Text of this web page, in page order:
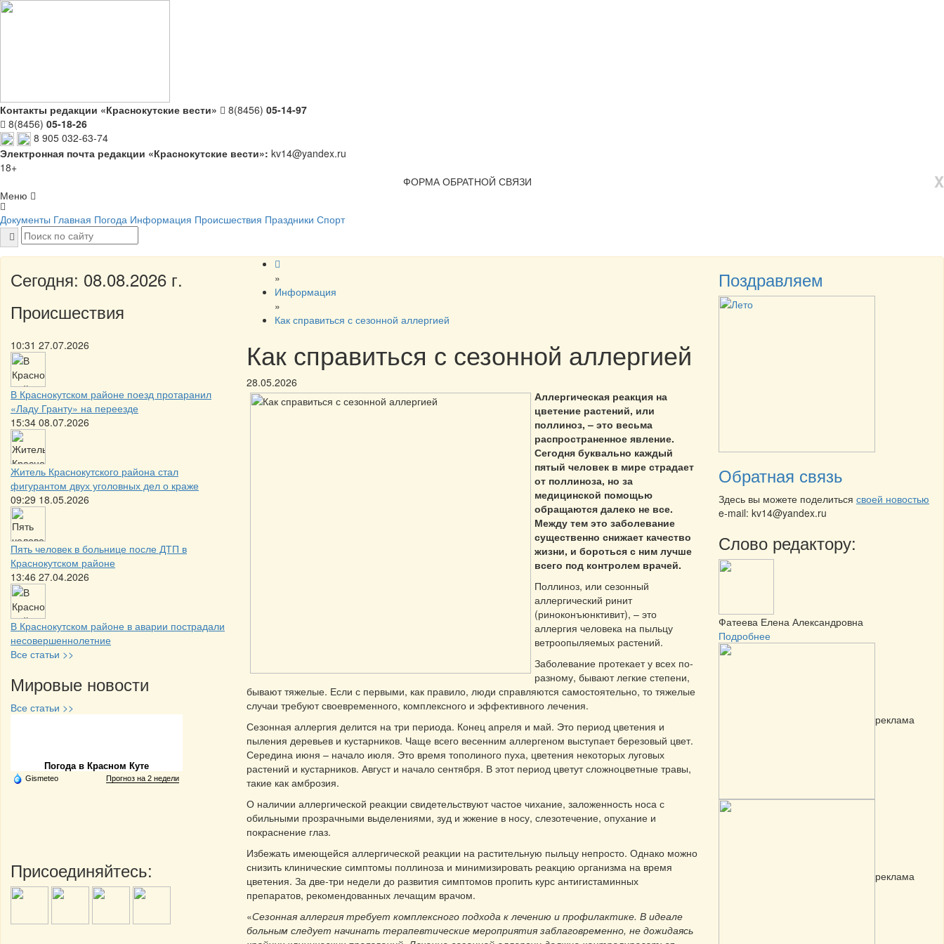
Контакты редакции «Краснокутские вести» 8(8456) 05-14-97
8(8456) 05-18-26
8 905 032-63-74
Электронная почта редакции «Краснокутские вести»: kv14@yandex.ru
18+
X
ФОРМА ОБРАТНОЙ СВЯЗИ
Меню
Документы Главная Погода Информация Происшествия Праздники Спорт
Сегодня: 08.08.2026 г.
Происшествия
10:31 27.07.2026
В Краснокутском районе поезд протаранил
«Ладу Гранту» на переезде
15:34 08.07.2026
Житель Краснокутского района стал
фигурантом двух уголовных дел о краже
09:29 18.05.2026
Пять человек в больнице после ДТП в
Краснокутском районе
13:46 27.04.2026
В Краснокутском районе в аварии пострадали
несовершеннолетние
Все статьи >>
Мировые новости
Все статьи >>
Погода в Красном Куте
Gismeteo Прогноз на 2 недели
Присоединяйтесь:
»
Информация
»
Как справиться с сезонной аллергией
Как справиться с сезонной аллергией
28.05.2026
Аллергическая реакция на
цветение растений, или
поллиноз, – это весьма
распространенное явление.
Сегодня буквально каждый
пятый человек в мире страдает
от поллиноза, но за
медицинской помощью
обращаются далеко не все.
Между тем это заболевание
существенно снижает качество
жизни, и бороться с ним лучше
всего под контролем врачей.
Поллиноз, или сезонный
аллергический ринит
(риноконъюнктивит), – это
аллергия человека на пыльцу
ветроопыляемых растений.
Заболевание протекает у всех по-
разному, бывают легкие степени,
бывают тяжелые. Если с первыми, как правило, люди справляются самостоятельно, то тяжелые
случаи требуют своевременного, комплексного и эффективного лечения.
Сезонная аллергия делится на три периода. Конец апреля и май. Это период цветения и
пыления деревьев и кустарников. Чаще всего весенним аллергеном выступает березовый цвет.
Середина июня – начало июля. Это время тополиного пуха, цветения некоторых луговых
растений и кустарников. Август и начало сентября. В этот период цветут сложноцветные травы,
такие как амброзия.
О наличии аллергической реакции свидетельствуют частое чихание, заложенность носа с
обильными прозрачными выделениями, зуд и жжение в носу, слезотечение, опухание и
покраснение глаз.
Избежать имеющейся аллергической реакции на растительную пыльцу непросто. Однако можно
снизить клинические симптомы поллиноза и минимизировать реакцию организма на время
цветения. За две-три недели до развития симптомов пропить курс антигистаминных
препаратов, рекомендованных лечащим врачом.
«Сезонная аллергия требует комплексного подхода к лечению и профилактике. В идеале
больным следует начинать терапевтические мероприятия заблаговременно, не дожидаясь
Поздравляем
Обратная связь
Здесь вы можете поделиться своей новостью
e-mail: kv14@yandex.ru
Слово редактору:
Фатеева Елена Александровна
Подробнее
реклама
реклама